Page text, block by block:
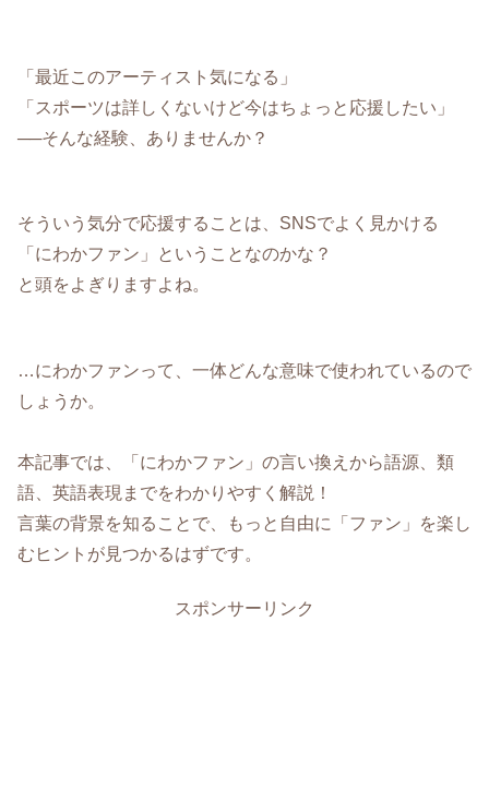
「最近このアーティスト気になる」
「スポーツは詳しくないけど今はちょっと応援したい」
──そんな経験、ありませんか？
そういう気分で応援することは、SNSでよく見かける
「にわかファン」ということなのかな？
と頭をよぎりますよね。
…にわかファンって、一体どんな意味で使われているので
しょうか。
本記事では、「にわかファン」の言い換えから語源、類
語、英語表現までをわかりやすく解説！
言葉の背景を知ることで、もっと自由に「ファン」を楽し
むヒントが見つかるはずです。
スポンサーリンク